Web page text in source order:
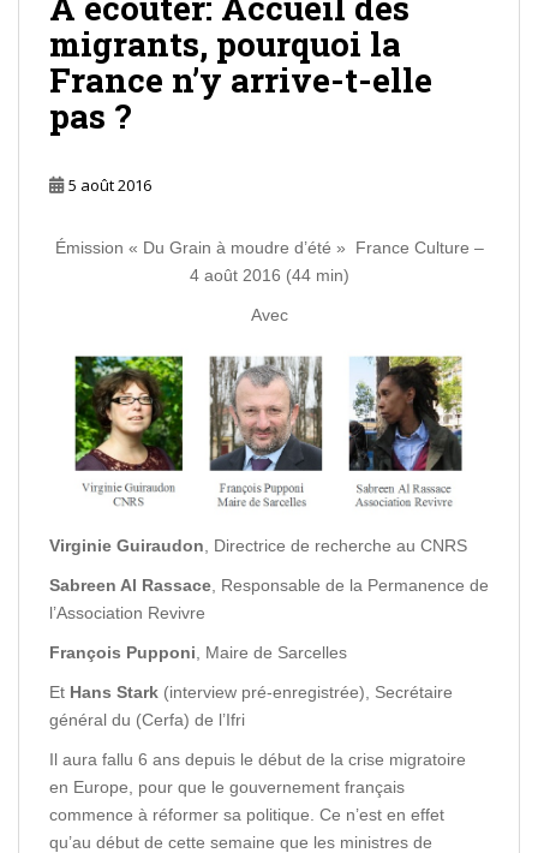
migrants, pourquoi la
France n’y arrive-t-elle
pas ?
5 août 2016
Émission « Du Grain à moudre d’été » France Culture –
4 août 2016 (44 min)
Avec
Virginie Guiraudon , Directrice de recherche au CNRS
Sabreen Al Rassace , Responsable de la Permanence de
l’Association Revivre
François Pupponi , Maire de Sarcelles
Et Hans Stark (interview pré-enregistrée), Secrétaire
général du (Cerfa) de l’Ifri
Il aura fallu 6 ans depuis le début de la crise migratoire
en Europe, pour que le gouvernement français
commence à réformer sa politique. Ce n’est en effet
qu’au début de cette semaine que les ministres de